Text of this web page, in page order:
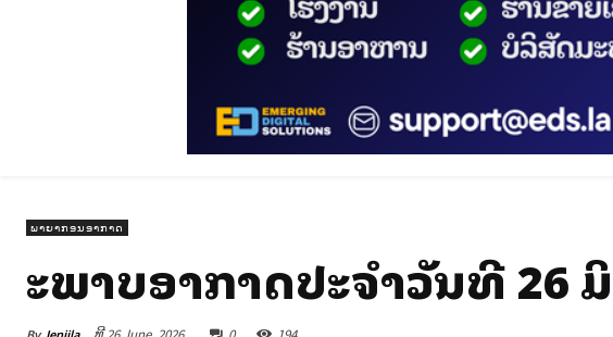
ພາຍາກອນອາກາດ
ສະພາບອາກາດປະຈໍາວັນທີ 26